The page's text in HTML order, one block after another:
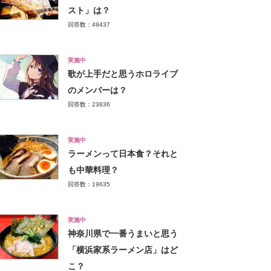
スト」は？
回答数：49437
実施中
歌が上手だと思うホロライブ
のメンバーは？
回答数：23836
実施中
ラーメンって日本食？それと
も中華料理？
回答数：19635
実施中
神奈川県で一番うまいと思う
「横浜家系ラーメン店」はど
こ？